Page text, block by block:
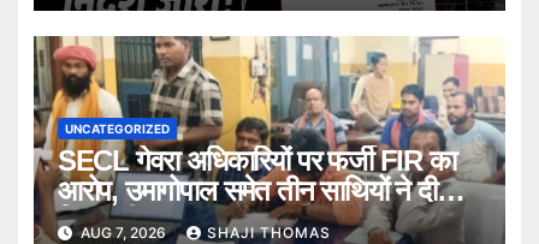
UNCATEGORIZED
SECL गेवरा अधिकारियों पर फर्जी FIR का
आरोप, उमागोपाल समेत तीन साथियों ने दी
गिरफ्तारी।
AUG 7, 2026 SHAJI THOMAS